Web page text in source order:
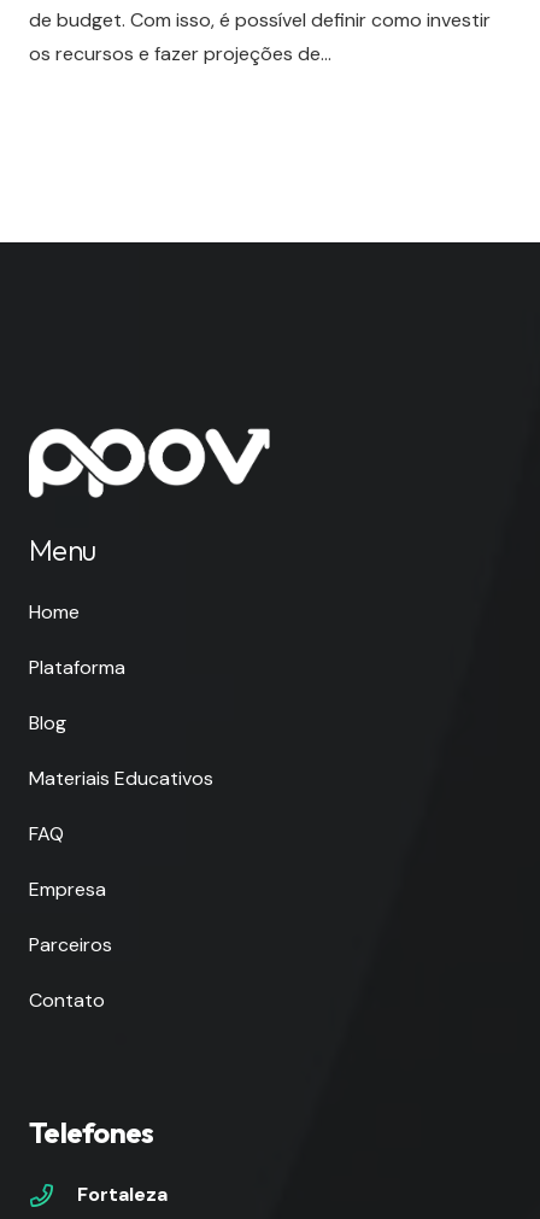
de budget. Com isso, é possível definir como investir
os recursos e fazer projeções de…
Menu
Home
Plataforma
Blog
Materiais Educativos
FAQ
Empresa
Parceiros
Contato
Telefones
Fortaleza